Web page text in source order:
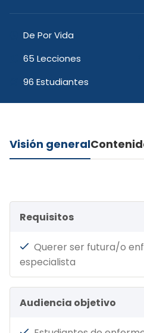
De Por Vida
65 Lecciones
96 Estudiantes
Visión general
Requisitos
Querer ser futura/o
especialista
Audiencia objetivo